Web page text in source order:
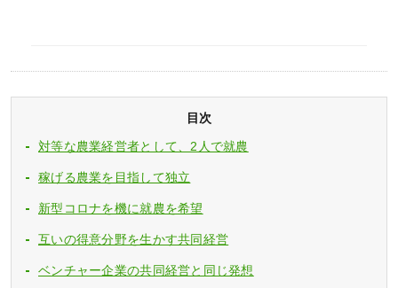
目次
対等な農業経営者として、2人で就農
稼げる農業を目指して独立
新型コロナを機に就農を希望
互いの得意分野を生かす共同経営
ベンチャー企業の共同経営と同じ発想